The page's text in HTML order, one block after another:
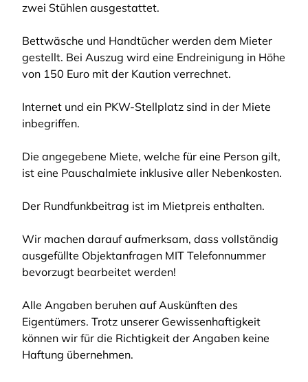
zwei Stühlen ausgestattet.
Bettwäsche und Handtücher werden dem Mieter
gestellt. Bei Auszug wird eine Endreinigung in Höhe
von 150 Euro mit der Kaution verrechnet.
Internet und ein PKW-Stellplatz sind in der Miete
inbegriffen.
Die angegebene Miete, welche für eine Person gilt,
ist eine Pauschalmiete inklusive aller Nebenkosten.
Der Rundfunkbeitrag ist im Mietpreis enthalten.
Wir machen darauf aufmerksam, dass vollständig
ausgefüllte Objektanfragen MIT Telefonnummer
bevorzugt bearbeitet werden!
Alle Angaben beruhen auf Auskünften des
Eigentümers. Trotz unserer Gewissenhaftigkeit
können wir für die Richtigkeit der Angaben keine
Haftung übernehmen.